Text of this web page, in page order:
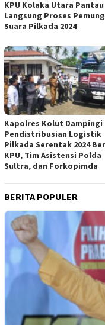
KPU Kolaka Utara Pantau
Langsung Proses
Suara Pilkada 2024
Kapolres Kolut Dampingi
Pendistribusian Logistik
Pilkada Serentak 2024
KPU, Tim Asistensi Polda
Sultra, dan Forkopimda
BERITA POPULER